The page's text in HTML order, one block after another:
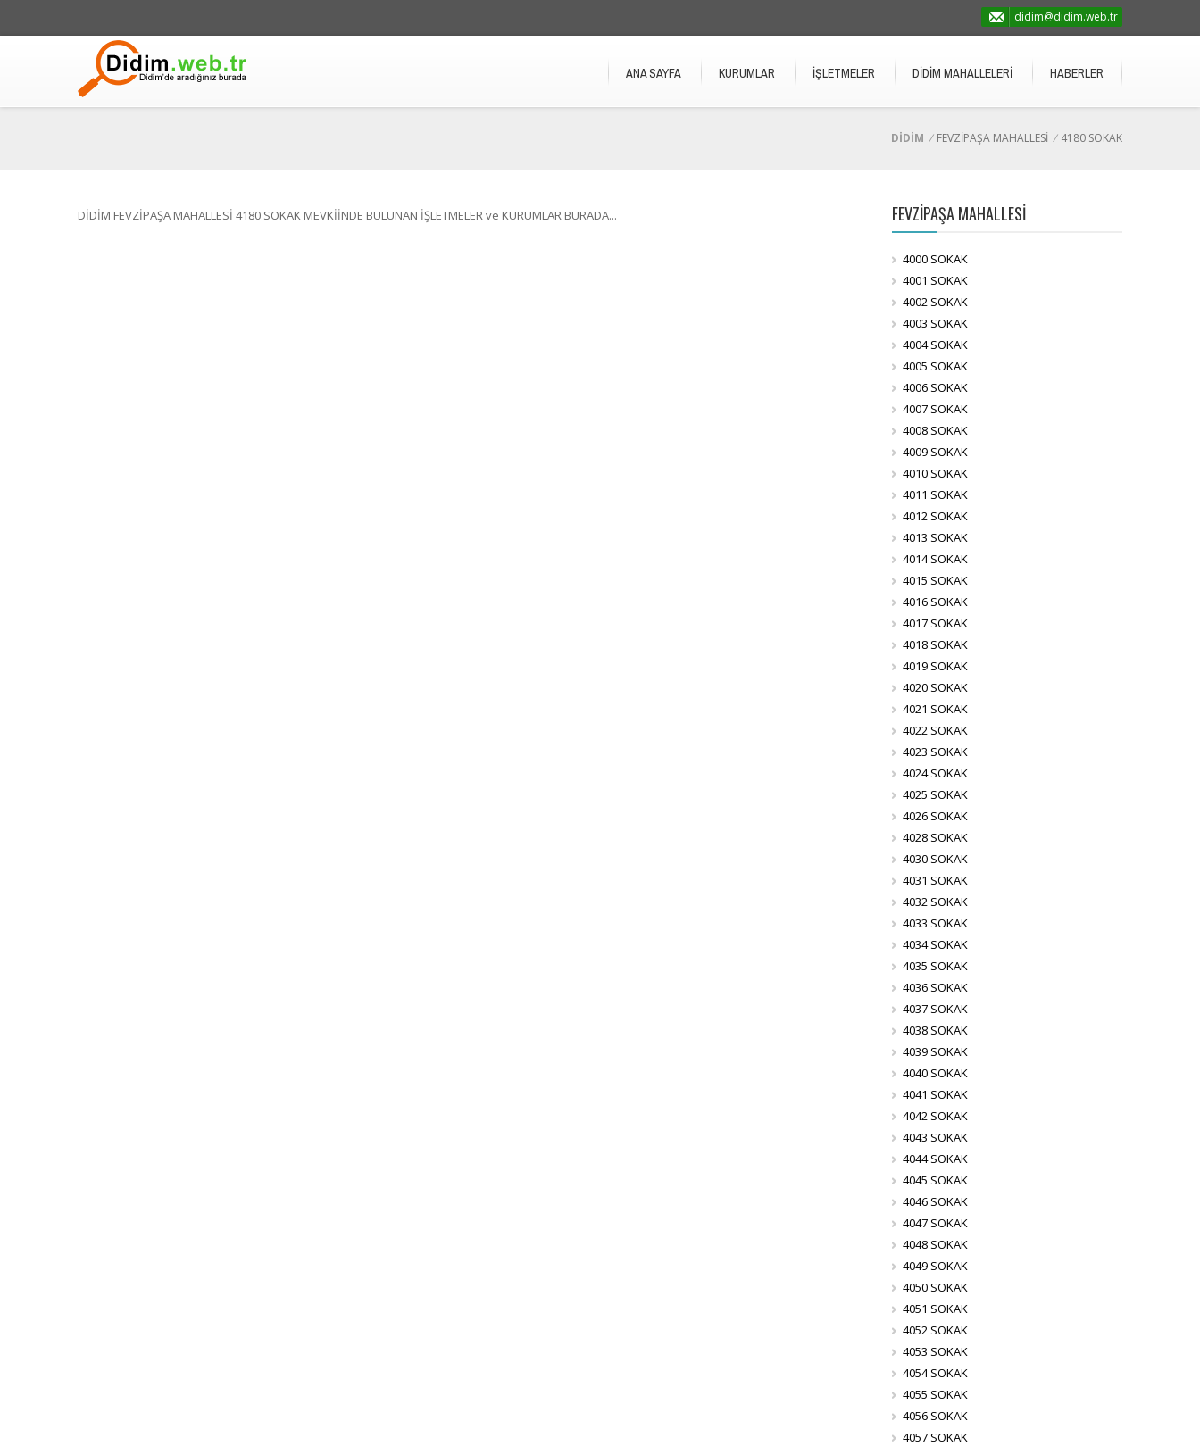
didim@didim.web.tr
ANA SAYFA KURUMLAR İŞLETMELER DİDİM MAHALLELERİ HABERLER
DİDİM / FEVZİPAŞA MAHALLESİ / 4180 SOKAK
DİDİM FEVZİPAŞA MAHALLESİ 4180 SOKAK MEVKİİNDE BULUNAN İŞLETMELER ve KURUMLAR BURADA... FEVZİPAŞA MAHALLESİ
4000 SOKAK
4001 SOKAK
4002 SOKAK
4003 SOKAK
4004 SOKAK
4005 SOKAK
4006 SOKAK
4007 SOKAK
4008 SOKAK
4009 SOKAK
4010 SOKAK
4011 SOKAK
4012 SOKAK
4013 SOKAK
4014 SOKAK
4015 SOKAK
4016 SOKAK
4017 SOKAK
4018 SOKAK
4019 SOKAK
4020 SOKAK
4021 SOKAK
4022 SOKAK
4023 SOKAK
4024 SOKAK
4025 SOKAK
4026 SOKAK
4028 SOKAK
4030 SOKAK
4031 SOKAK
4032 SOKAK
4033 SOKAK
4034 SOKAK
4035 SOKAK
4036 SOKAK
4037 SOKAK
4038 SOKAK
4039 SOKAK
4040 SOKAK
4041 SOKAK
4042 SOKAK
4043 SOKAK
4044 SOKAK
4045 SOKAK
4046 SOKAK
4047 SOKAK
4048 SOKAK
4049 SOKAK
4050 SOKAK
4051 SOKAK
4052 SOKAK
4053 SOKAK
4054 SOKAK
4055 SOKAK
4056 SOKAK
4057 SOKAK